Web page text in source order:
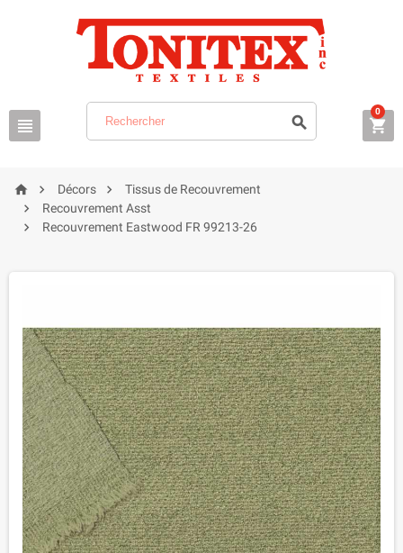
  
0
  Décors  Tissus de Recouvrement
 Recouvrement Asst
 Recouvrement Eastwood FR 99213-26